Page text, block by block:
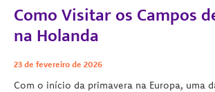
Como Visitar os Campos
na Holanda
23 de fevereiro de 2026
Com o início da primavera na Europa, uma